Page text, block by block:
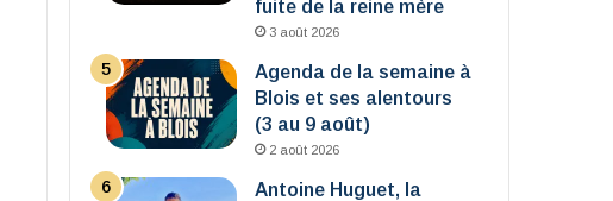
fuite de la reine mère
3 août 2026
Agenda de la semaine à
Blois et ses alentours
(3 au 9 août)
2 août 2026
Antoine Huguet, la